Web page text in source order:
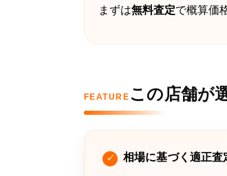
まずは無料査定で概算価
FEATURE この店舗が
相場に基づく適正査